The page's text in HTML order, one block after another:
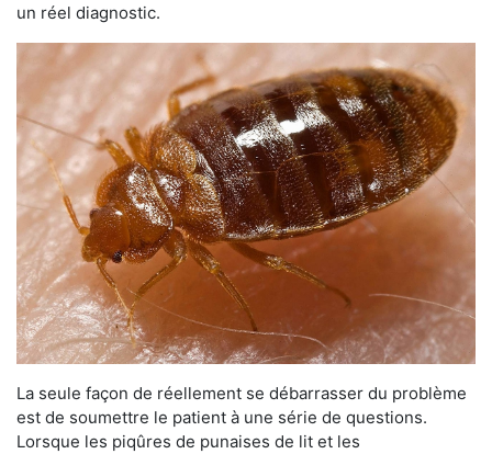
un réel diagnostic.
La seule façon de réellement se débarrasser du problème
est de soumettre le patient à une série de questions.
Lorsque les piqûres de punaises de lit et les